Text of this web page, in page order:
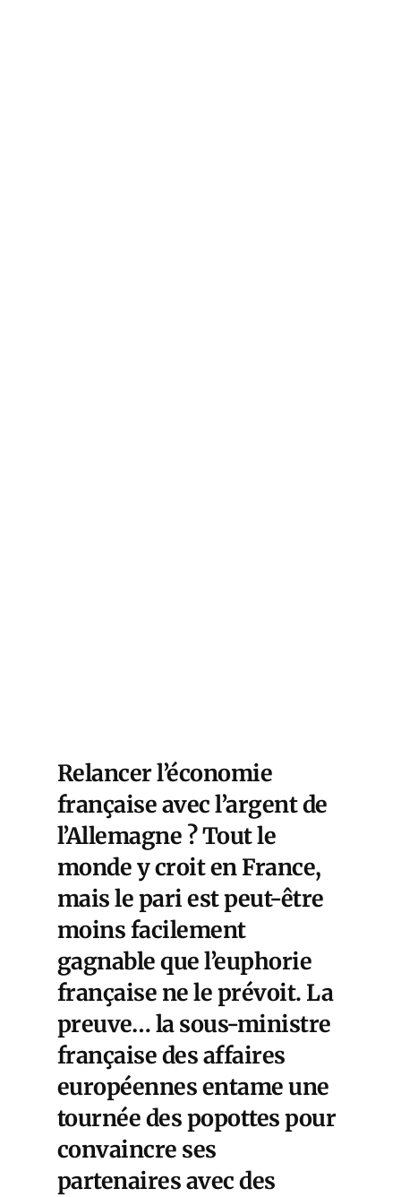
Relancer l’économie
française avec l’argent de
l’Allemagne ? Tout le
monde y croit en France,
mais le pari est peut-être
moins facilement
gagnable que l’euphorie
française ne le prévoit. La
preuve… la sous-ministre
française des affaires
européennes entame une
tournée des popottes pour
convaincre ses
partenaires avec des